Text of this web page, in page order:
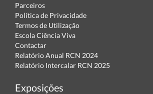
Parceiros
Política de Privacidade
Termos de Utilização
Escola Ciência Viva
Contactar
Relatório Anual RCN 2024
Relatório Intercalar RCN 2025
Exposições